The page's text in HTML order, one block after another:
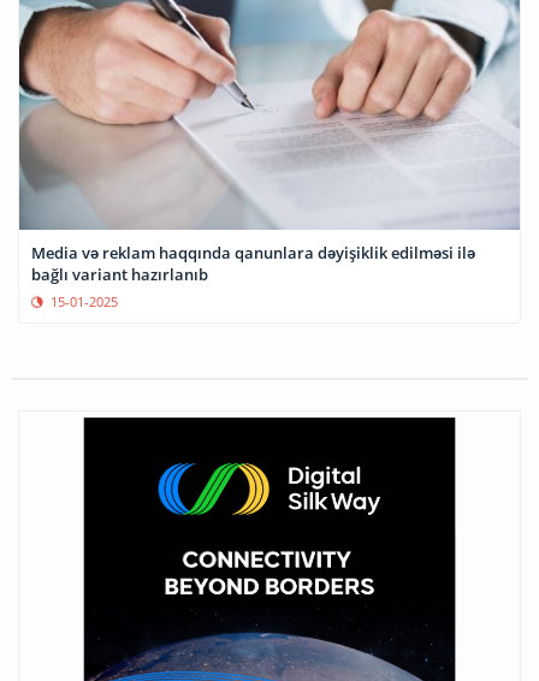
Media və reklam haqqında qanunlara dəyişiklik edilməsi ilə
bağlı variant hazırlanıb
15-01-2025